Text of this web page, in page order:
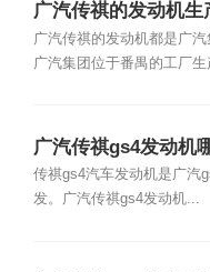
广汽传祺的发动机生
广汽传祺的发动机都是广
广汽集团位于番禺的工厂生
广汽传祺gs4发动机
传祺gs4汽车发动机是广汽
发。广汽传祺gs4发动机...